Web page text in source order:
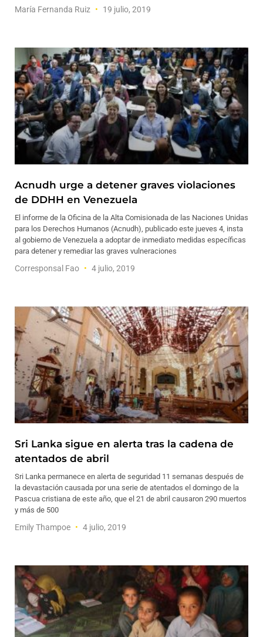
María Fernanda Ruiz 19 julio, 2019
Acnudh urge a detener graves violaciones
de DDHH en Venezuela
El informe de la Oficina de la Alta Comisionada de las Naciones Unidas
para los Derechos Humanos (Acnudh), publicado este jueves 4, insta
al gobierno de Venezuela a adoptar de inmediato medidas específicas
para detener y remediar las graves vulneraciones
Corresponsal Fao 4 julio, 2019
Sri Lanka sigue en alerta tras la cadena de
atentados de abril
Sri Lanka permanece en alerta de seguridad 11 semanas después de
la devastación causada por una serie de atentados el domingo de la
Pascua cristiana de este año, que el 21 de abril causaron 290 muertos
y más de 500
Emily Thampoe 4 julio, 2019